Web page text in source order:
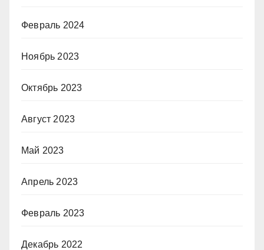
Февраль 2024
Ноябрь 2023
Октябрь 2023
Август 2023
Май 2023
Апрель 2023
Февраль 2023
Декабрь 2022